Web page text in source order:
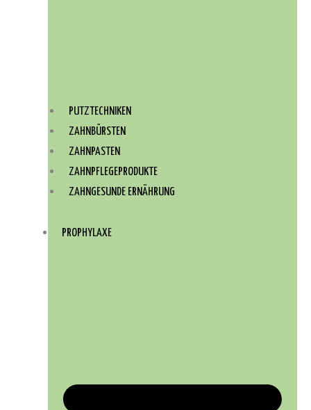
PUTZTECHNIKEN
ZAHNBÜRSTEN
ZAHNPASTEN
ZAHNPFLEGEPRODUKTE
ZAHNGESUNDE ERNÄHRUNG
PROPHYLAXE